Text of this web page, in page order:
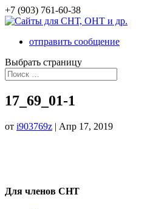
+7 (903) 761-60-38
отправить сообщение
Выбрать страницу
17_69_01-1
от i903769z | Апр 17, 2019
Для членов СНТ